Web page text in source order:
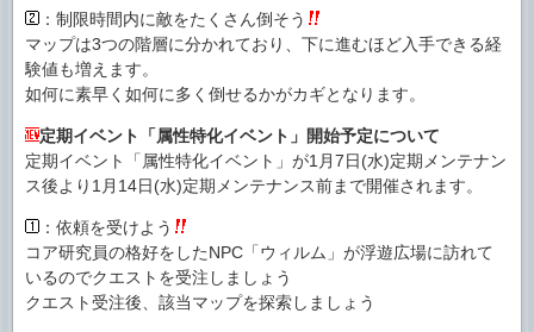
：制限時間内に敵をたくさん倒そう
マップは3つの階層に分かれており、下に進むほど入手できる経
験値も増えます。
如何に素早く如何に多く倒せるかがカギとなります。
定期イベント「属性特化イベント」開始予定について
定期イベント「属性特化イベント」が1月7日(水)定期メンテナン
ス後より1月14日(水)定期メンテナンス前まで開催されます。
：依頼を受けよう
コア研究員の格好をしたNPC「ウィルム」が浮遊広場に訪れて
いるのでクエストを受注しましょう
クエスト受注後、該当マップを探索しましょう